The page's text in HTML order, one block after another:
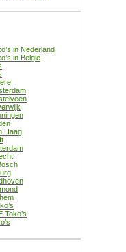
in Nederland
in België
Haag
Toko’s